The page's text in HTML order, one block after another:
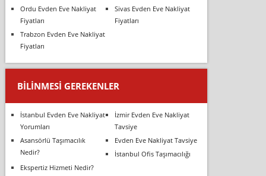
Ordu Evden Eve Nakliyat
Fiyatları
Sivas Evden Eve Nakliyat
Fiyatları
Trabzon Evden Eve Nakliyat
Fiyatları
BILINMESI GEREKENLER
İstanbul Evden Eve Nakliyat
Yorumları
İzmir Evden Eve Nakliyat
Tavsiye
Asansörlü Taşımacılık
Nedir?
Evden Eve Nakliyat Tavsiye
İstanbul Ofis Taşımacılığı
Ekspertiz Hizmeti Nedir?